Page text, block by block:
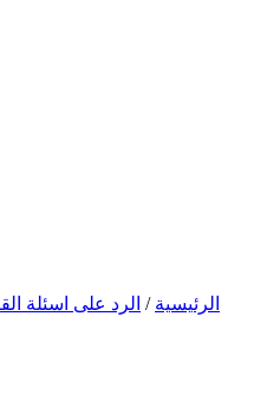
الرئيسية / الرد على اسئلة